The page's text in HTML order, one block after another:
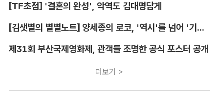
[TF초점] '결혼의 완성', 악역도 김대명답게
[김샛별의 별별노트] 양세종의 로코, '역시'를 넘어 '기대 이상'
제31회 부산국제영화제, 관객들 조명한 공식 포스터 공개
더보기 >